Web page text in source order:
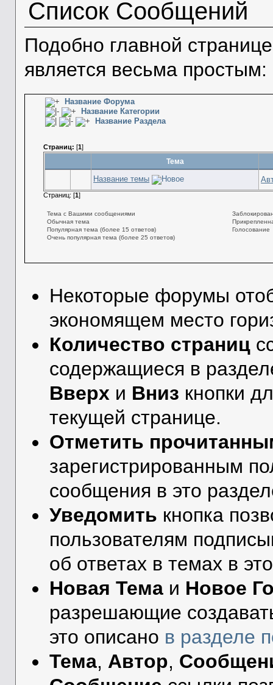
Список Сообщений
Подобно главной
является весьма простым:
Название Форума
Название Категории
Название Раздела
Страниц: [1]
Тема
Название темы
Страниц: [1]
Тема с Вашими сообщениями
Обычная тема
Популярная тема (более 15 ответов)
Очень популярная тема (более 25 ответов)
Голосование
Некоторые форумы
экономящем место
Количество страниц
содержащиеся в
Вверх и Вниз кнопки
текущей странице.
Отметить
зарегистрированным
сообщения в это
Уведомить кнопка
пользователям
об ответах в темах в
Новая Тема и Новое
разрешающие
это описано в разделе
Тема, Автор,